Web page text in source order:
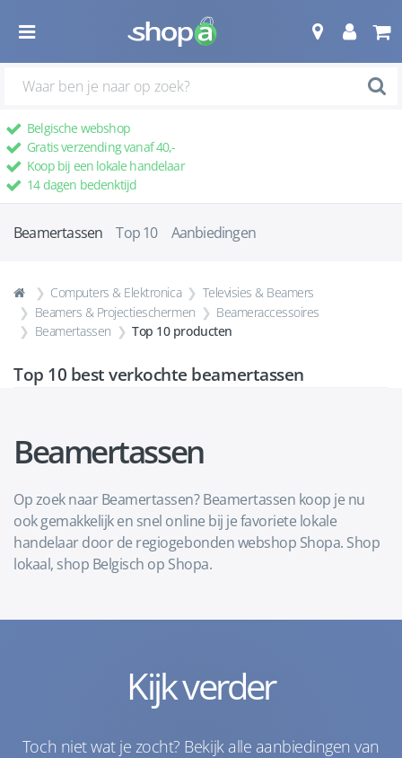
Belgische webshop
Gratis verzending vanaf 40,-
Koop bij een lokale handelaar
14 dagen bedenktijd
Beamertassen Top 10 Aanbiedingen
Computers & Elektronica
Televisies & Beamers
Beamers & Projectieschermen
Beameraccessoires
Beamertassen
Top 10 producten
Top 10 best verkochte beamertassen
Beamertassen
Op zoek naar Beamertassen? Beamertassen koop je nu
ook gemakkelijk en snel online bij je favoriete lokale
handelaar door de regiogebonden webshop Shopa. Shop
lokaal, shop Belgisch op Shopa.
Kijk verder
Toch niet wat je zocht? Bekijk alle aanbiedingen van